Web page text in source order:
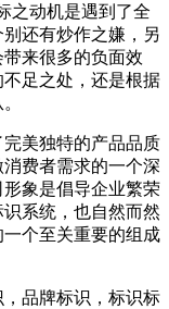
之动机是遇到了全
还有炒作之嫌，另
来很多的负面效
足之处，还是根据
美独特的产品品质
费者需求的一个深
象是倡导企业繁荣
系统，也自然而然
个至关重要的组成
品牌标识，标识标